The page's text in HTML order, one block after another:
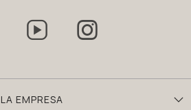
LA EMPRESA
 